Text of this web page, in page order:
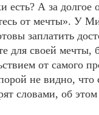
есть? А за
от мечты». У
заплатить
для своей мечты,
от самого
не видно, что
словами, об